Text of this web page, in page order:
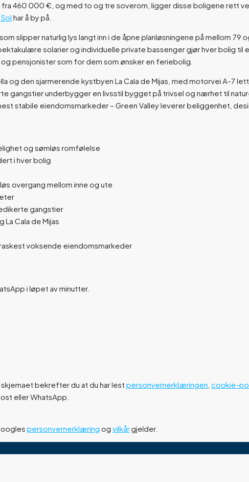
460 000 €, og med to og tre soverom, ligger disse boligene rett
har å by på.
slipper naturlig lys langt inn i de åpne planløsningene på mellom
solarier og individuelle private bassenger gjør hver bolig til
pensjonister som for dem som ønsker en feriebolig.
og den sjarmerende kystbyen La Cala de Mijas, med motorvei A-7
underbygger en livsstil bygget på trivsel og nærhet til
stabile eiendomsmarkeder – Green Valley leverer beliggenhet,
og sømløs romfølelse
i hver bolig
overgang mellom inne og ute
gangstier
La Cala de Mijas
voksende eiendomsmarkeder
i løpet av minutter.
bekrefter du at du har lest personvernerklæringen cookie-
eller WhatsApp.
personvernerklæring og vilkårgjelder.